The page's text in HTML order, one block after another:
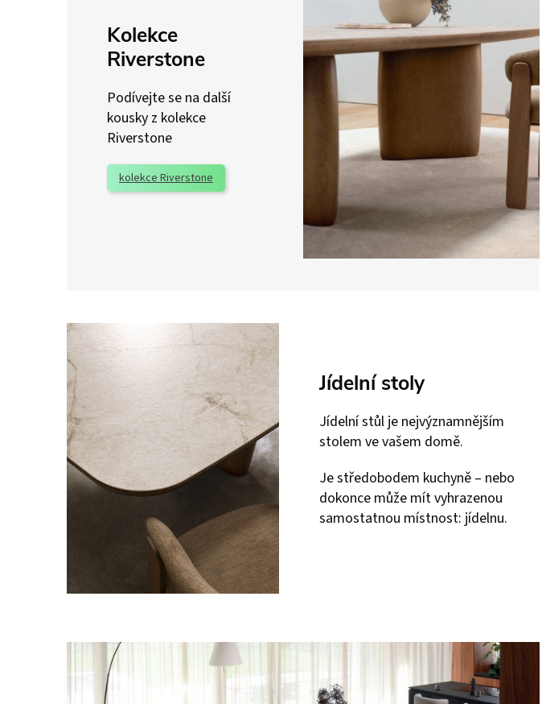
Kolekce
Riverstone
Podívejte se na další
kousky z kolekce
Riverstone
kolekce Riverstone
Jídelní stoly
Jídelní stůl je nejvýznamnějším
stolem ve vašem domě.
Je středobodem kuchyně – nebo
dokonce může mít vyhrazenou
samostatnou místnost: jídelnu.